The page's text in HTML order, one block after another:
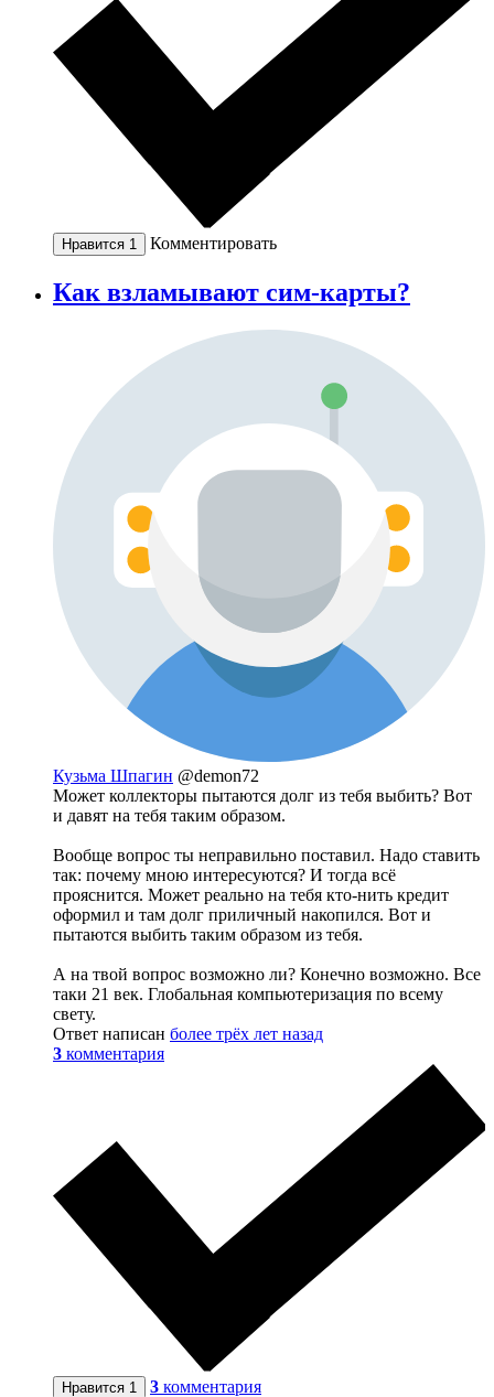
Нравится 1 Комментировать
Как взламывают сим-карты?
Кузьма Шпагин @demon72
Может коллекторы пытаются долг из тебя выбить? Вот
и давят на тебя таким образом.
Вообще вопрос ты неправильно поставил. Надо ставить
так: почему мною интересуются? И тогда всё
прояснится. Может реально на тебя кто-нить кредит
оформил и там долг приличный накопился. Вот и
пытаются выбить таким образом из тебя.
А на твой вопрос возможно ли? Конечно возможно. Все
таки 21 век. Глобальная компьютеризация по всему
свету.
Ответ написан более трёх лет назад
3 комментария
Нравится 1 3 комментария